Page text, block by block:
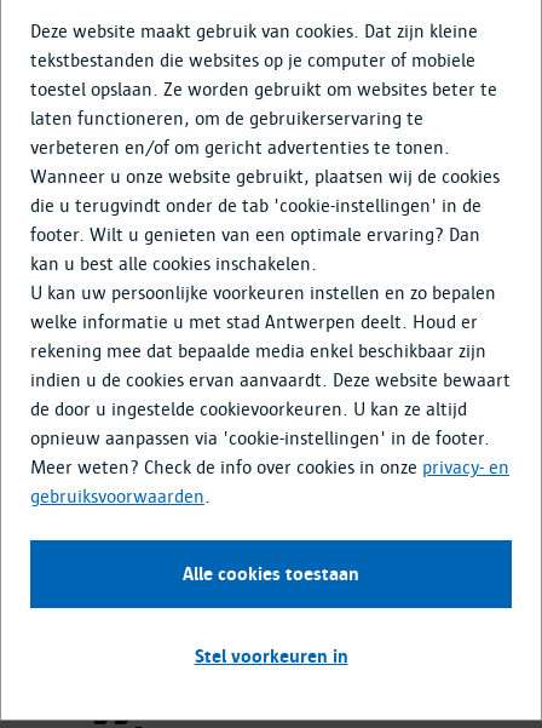
Over
Tijdlijn
Doe mee
Media & Nieuws
Terug naar overzicht
Infomarkt definitief ontwerp
Karel de Grote Hogeschool, Nationalestraat
5, 2000 Antwerpen
Deze website maakt gebruik van cookies. Dat zijn kleine
tekstbestanden die websites op je computer of mobiele
toestel opslaan. Ze worden gebruikt om websites beter te
laten functioneren, om de gebruikerservaring te
verbeteren en/of om gericht advertenties te tonen.
Wanneer u onze website gebruikt, plaatsen wij de cookies
die u terugvindt onder de tab 'cookie-instellingen' in de
footer. Wilt u genieten van een optimale ervaring? Dan
kan u best alle cookies inschakelen.
U kan uw persoonlijke voorkeuren instellen en zo bepalen
welke informatie u met stad Antwerpen deelt. Houd er
rekening mee dat bepaalde media enkel beschikbaar zijn
indien u de cookies ervan aanvaardt. Deze website bewaart
de door u ingestelde cookievoorkeuren. U kan ze altijd
opnieuw aanpassen via 'cookie-instellingen' in de footer.
Meer weten? Check de info over cookies in onze privacy- en
gebruiksvoorwaarden.
Alle cookies toestaan
Stel voorkeuren in